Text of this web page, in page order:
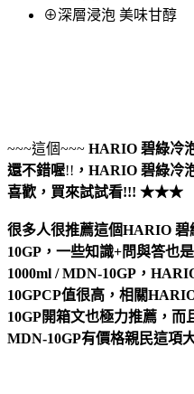
⊕深層浸泡 美味甘醇
~~~這個~~~ HARIO 碧綠冷
還不錯喔!! ， HARIO 碧綠冷
喜歡，買來試試看!!! ★★★
很多人很推薦這個HARIO 碧
10GP，一些知識+問與答也
1000ml / MDN-10GP，
10GPCP值很高，相關
10GP開箱文也極力推薦，而
MDN-10GP有價格親民這項